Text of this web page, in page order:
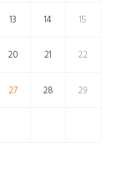
13 14 15
20 21 22
27 28 29